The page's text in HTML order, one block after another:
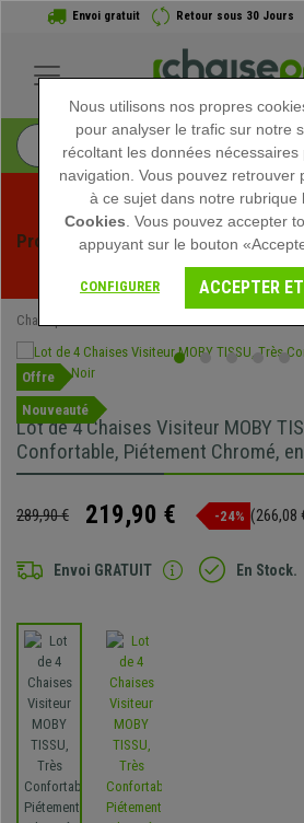
Envoi gratuit Retour sous 30 Jours
Profitez des soldes d'été chez
exclusives pour une durée
Chaisepro
Offre
Nouveauté
Lot de 4 Chaises Visiteur MOBY
Confortable, Piétement Chromé,
289,90 € 219,90 € -24% (266,08
Envoi GRATUIT En Stock.
Nous utilisons nos propres
pour analyser le trafic sur notre
récoltant les données
navigation. Vous pouvez retrouver
à ce sujet dans notre rubrique
Cookies . Vous pouvez accepter
appuyant sur le bouton
CONFIGURER ACCEPTER